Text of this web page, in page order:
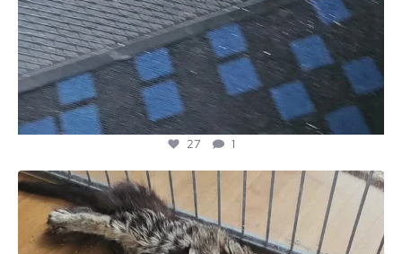
27 1
majesticmainecooncattery
Jun 16